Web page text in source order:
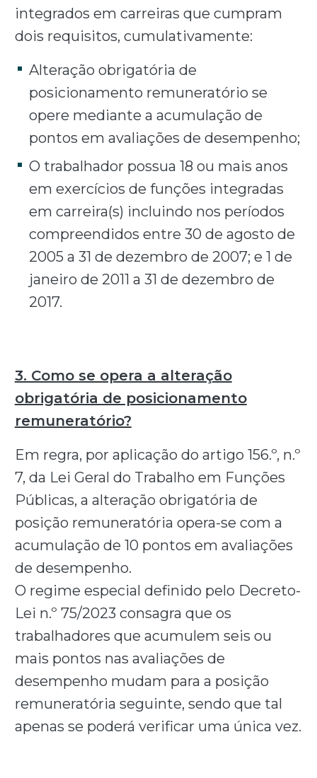
integrados em carreiras que cumpram
dois requisitos, cumulativamente:
Alteração obrigatória de
posicionamento remuneratório se
opere mediante a acumulação de
pontos em avaliações de desempenho;
O trabalhador possua 18 ou mais anos
em exercícios de funções integradas
em carreira(s) incluindo nos períodos
compreendidos entre 30 de agosto de
2005 a 31 de dezembro de 2007; e 1 de
janeiro de 2011 a 31 de dezembro de
2017.
3. Como se opera a alteração
obrigatória de posicionamento
remuneratório?
Em regra, por aplicação do artigo 156.º, n.º
7, da Lei Geral do Trabalho em Funções
Públicas, a alteração obrigatória de
posição remuneratória opera-se com a
acumulação de 10 pontos em avaliações
de desempenho.
O regime especial definido pelo Decreto-
Lei n.º 75/2023 consagra que os
trabalhadores que acumulem seis ou
mais pontos nas avaliações de
desempenho mudam para a posição
remuneratória seguinte, sendo que tal
apenas se poderá verificar uma única vez.